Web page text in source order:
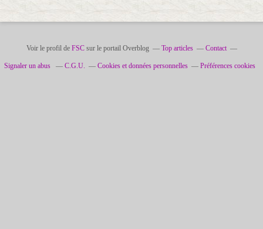
Voir le profil de FSCsur le portail Overblog Top articles Contact
Signaler un abus C.G.U. Cookies et données personnelles Préférences cookies